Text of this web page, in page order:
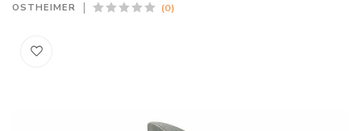
OSTHEIMER (0)